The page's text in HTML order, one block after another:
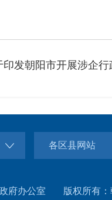
发朝阳市开展涉企
各区县网站
府办公室
版权所有